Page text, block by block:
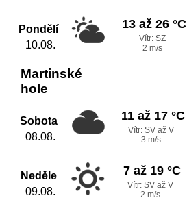
Pondělí
10.08.
13 až 26 °C
Vítr: SZ
2 m/s
Martinské
hole
Sobota
08.08.
11 až 17 °C
Vítr: SV až V
3 m/s
Neděle
09.08.
7 až 19 °C
Vítr: SV až V
2 m/s